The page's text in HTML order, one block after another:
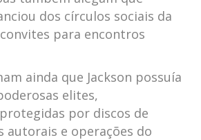
dos círculos sociais da
para encontros
ainda que Jackson possuía
elites,
por discos de
autorais e operações do